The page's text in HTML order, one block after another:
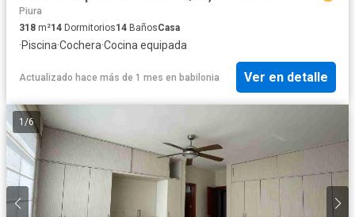
Piura
318 m²14 Dormitorios14 BañosCasa
·Piscina·Cochera·Cocina equipada
Actualizado hace más de 1 mes en babilonia Ver en detalle
1 /6